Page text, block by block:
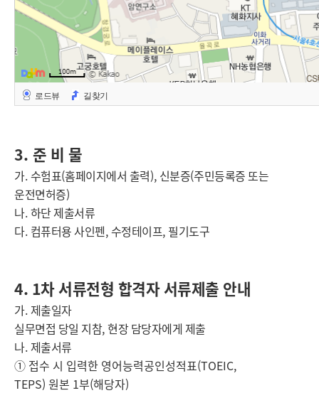
로드뷰 길찾기
3. 준 비 물
가.수험표(홈페이지에서 출력), 신분증(주민등록증 또는
운전면허증)
나.하단 제출서류
다. 컴퓨터용 사인펜,수정테이프, 필기도구
4. 1차 서류전형 합격자 서류제출 안내
가.제출일자
실무면접 당일 지참,현장 담당자에게 제출
나.제출서류
① 접수 시 입력한 영어능력공인성적표(TOEIC,
TEPS) 원본 1부(해당자)